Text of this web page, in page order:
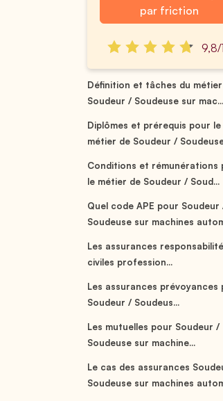
par friction
9,8/
Définition et tâches du
Soudeur / Soudeuse sur mac...
Diplômes et prérequis pour le
métier de Soudeur /
Conditions et rémunérations
le métier de Soudeur / Soud...
Quel code APE pour Soudeur
Soudeuse sur machines
Les assurances
civiles profession...
Les assurances prévoyances
Soudeur / Soudeus...
Les mutuelles pour Soudeur /
Soudeuse sur machine...
Le cas des assurances
Soudeuse sur machines